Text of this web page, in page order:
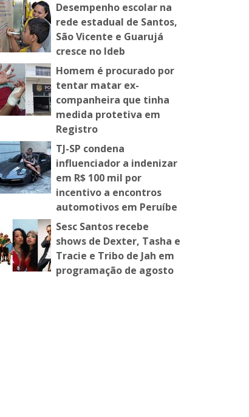
Desempenho escolar na
rede estadual de Santos,
São Vicente e Guarujá
cresce no Ideb
Homem é procurado por
tentar matar ex-
companheira que tinha
medida protetiva em
Registro
TJ-SP condena
influenciador a indenizar
em R$ 100 mil por
incentivo a encontros
automotivos em Peruíbe
Sesc Santos recebe
shows de Dexter, Tasha e
Tracie e Tribo de Jah em
programação de agosto